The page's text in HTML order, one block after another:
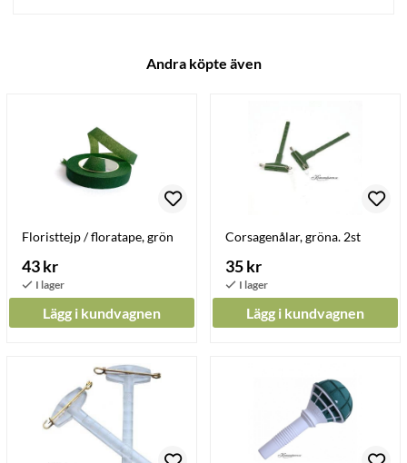
Andra köpte även
Floristtejp / floratape, grön
43 kr
Lägg i kundvagnen
Corsagenålar, gröna. 2st
35 kr
Lägg i kundvagnen